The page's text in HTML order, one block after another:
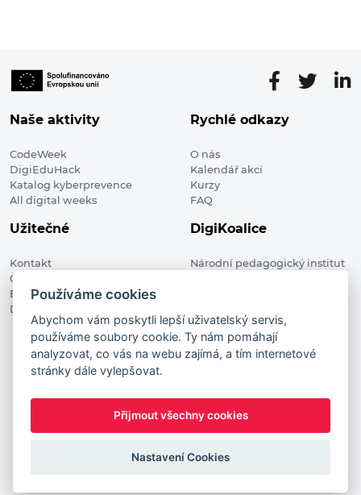
Naše aktivity
CodeWeek
DigiEduHack
Katalog kyberprevence
All digital weeks
Rychlé odkazy
O nás
Kalendář akcí
Kurzy
FAQ
Užitečné
Kontakt
Členské organizace
Blog
Digitalizace ve vzdělávání
DigiKoalice
Národní pedagogický institut
DigiKoalice 2021. All rights reserved
Vstup do administrace
This project has received funding from the European
Commission Innovation and Networks Executive Agency (now
Commission and the European Commission is not responsible
Používáme cookies
Abychom vám poskytli lepší uživatelský servis,
používáme soubory cookie. Ty nám pomáhají
analyzovat, co vás na webu zajímá, a tím internetové
stránky dále vylepšovat.
Přijmout všechny cookies
Nastavení Cookies